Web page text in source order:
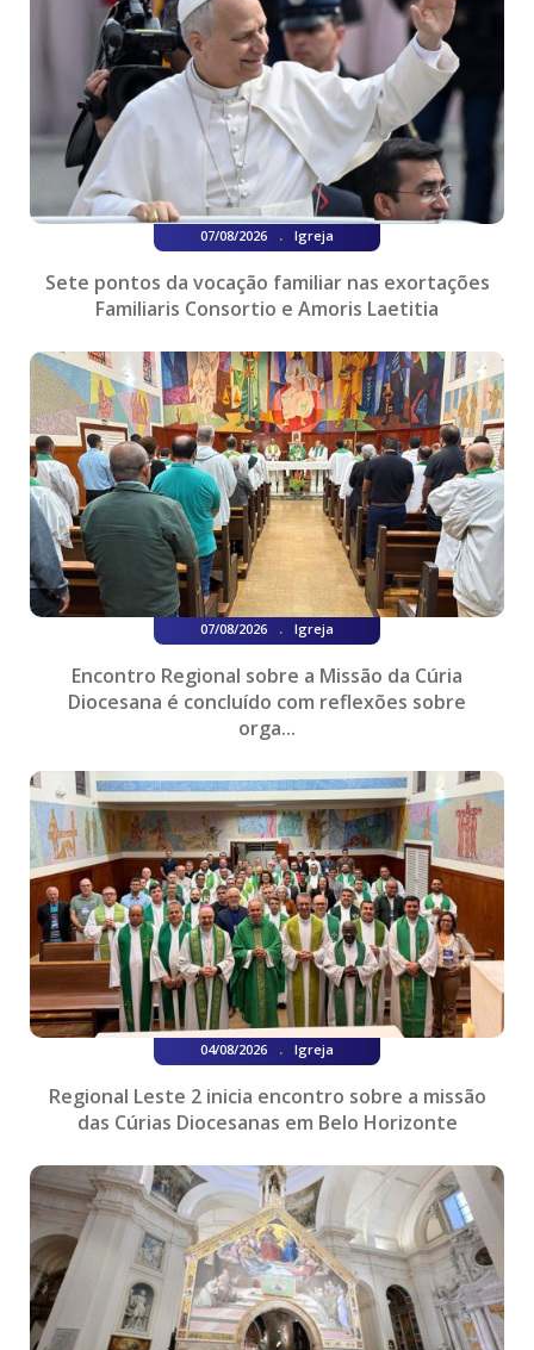
07/08/2026 . Igreja
Sete pontos da vocação familiar nas exortações
Familiaris Consortio e Amoris Laetitia
07/08/2026 . Igreja
Encontro Regional sobre a Missão da Cúria
Diocesana é concluído com reflexões sobre
orga...
04/08/2026 . Igreja
Regional Leste 2 inicia encontro sobre a missão
das Cúrias Diocesanas em Belo Horizonte